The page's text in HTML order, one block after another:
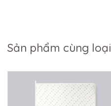
Sản phẩm cùng loại